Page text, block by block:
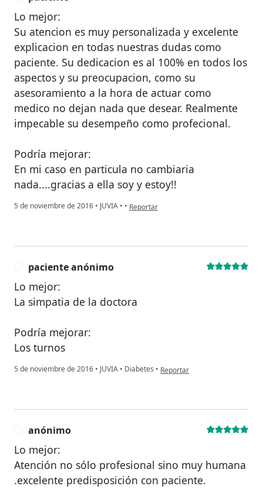
Lo mejor:
Su atencion es muy personalizada y excelente
explicacion en todas nuestras dudas como
paciente. Su dedicacion es al 100% en todos los
aspectos y su preocupacion, como su
asesoramiento a la hora de actuar como
medico no dejan nada que desear. Realmente
impecable su desempeño como profecional.
Podría mejorar:
En mi caso en particula no cambiaria
nada....gracias a ella soy y estoy!!
5 de noviembre de 2016 • JUVIA • • en opinión del usuario paciente
Reportar
paciente anónimo
Lo mejor:
La simpatia de la doctora
Podría mejorar:
Los turnos
5 de noviembre de 2016 • JUVIA • Diabetes • en opinión del usuario
Reportar
anónimo
Lo mejor:
Atención no sólo profesional sino muy humana
.excelente predisposición con paciente.